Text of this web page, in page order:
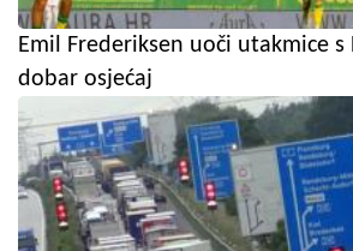
Emil Frederiksen uoči utakmice
dobar osjećaj